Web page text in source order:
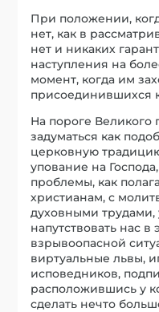
При положении,
нет, как в
нет и никаких
наступления на
момент, когда им
присоединившихся
На пороге Великого
задуматься как
церковную
упование на
проблемы, как
христианам, с
духовными
напутствовать нас
взрывоопасной
виртуальные львы,
исповедников,
расположившись у
сделать нечто